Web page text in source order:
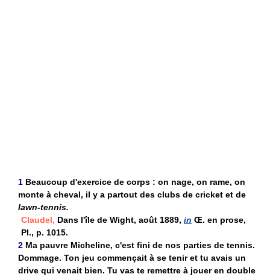
1 Beaucoup d'exercice de corps : on nage, on rame, on
monte à cheval, il y a partout des clubs de cricket et de
lawn-tennis.
Claudel, Dans l'île de Wight, août 1889, in Œ. en prose,
Pl., p. 1015.
2 Ma pauvre Micheline, c'est fini de nos parties de tennis.
Dommage. Ton jeu commençait à se tenir et tu avais un
drive qui venait bien. Tu vas te remettre à jouer en double